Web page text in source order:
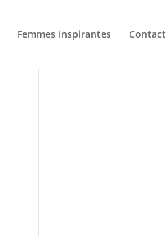
Femmes Inspirantes Contact